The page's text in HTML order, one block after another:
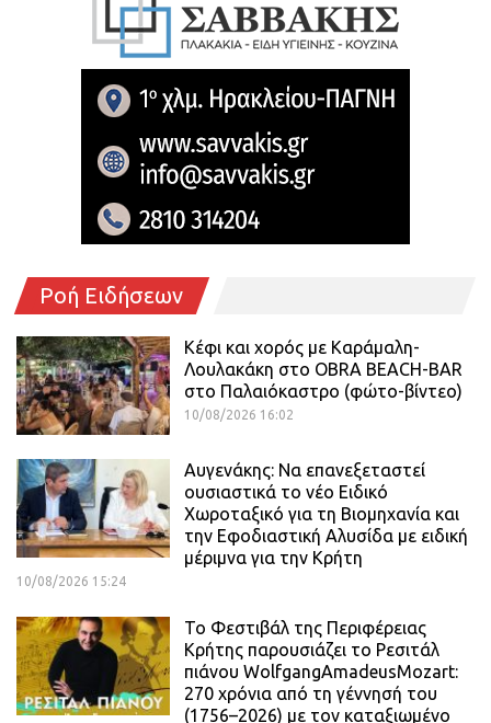
Ροή Ειδήσεων
Κέφι και χορός με Καράμαλη-
Λουλακάκη στο OBRA BEACH-BAR
στο Παλαιόκαστρο (φώτο-βίντεο)
10/08/2026 16:02
Αυγενάκης: Να επανεξεταστεί
ουσιαστικά το νέο Ειδικό
Χωροταξικό για τη Βιομηχανία και
την Εφοδιαστική Αλυσίδα με ειδική
μέριμνα για την Κρήτη
10/08/2026 15:24
Το Φεστιβάλ της Περιφέρειας
Κρήτης παρουσιάζει το Ρεσιτάλ
πιάνου WolfgangAmadeusMozart:
270 χρόνια από τη γέννησή του
(1756–2026) με τον καταξιωμένο